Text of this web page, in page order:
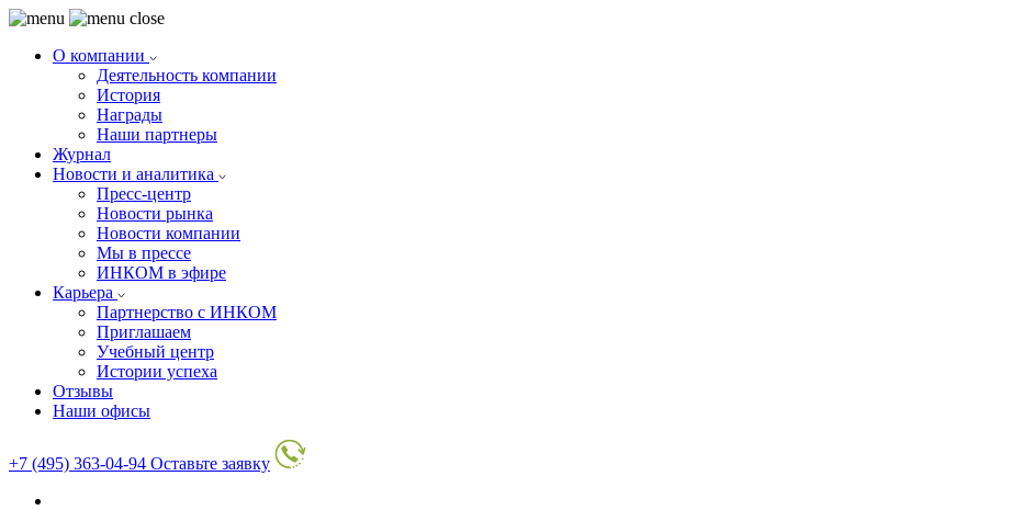
О компании
Деятельность компании
История
Награды
Наши партнеры
Журнал
Новости и аналитика
Пресс-центр
Новости рынка
Новости компании
Мы в прессе
ИНКОМ в эфире
Карьера
Партнерство с ИНКОМ
Приглашаем
Учебный центр
Истории успеха
Отзывы
Наши офисы
+7 (495) 363-04-94 Оставьте заявку